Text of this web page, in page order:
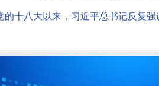
的十八大以来，习近平总书记反复